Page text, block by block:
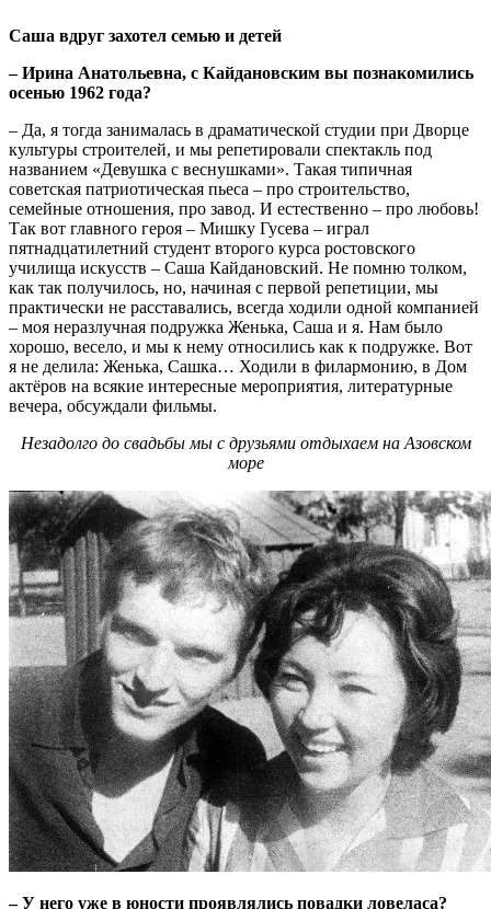
Саша вдруг захотел семью и детей
– Ирина Анатольевна, с Кайдановским вы познакомились
осенью 1962 года?
– Да, я тогда занималась в драматической студии при Дворце
культуры строителей, и мы репетировали спектакль под
названием «Девушка с веснушками». Такая типичная
советская патриотическая пьеса – про строительство,
семейные отношения, про завод. И естественно – про любовь!
Так вот главного героя – Мишку Гусева – играл
пятнадцатилетний студент второго курса ростовского
училища искусств – Саша Кайдановский. Не помню толком,
как так получилось, но, начиная с первой репетиции, мы
практически не расставались, всегда ходили одной компанией
– моя неразлучная подружка Женька, Саша и я. Нам было
хорошо, весело, и мы к нему относились как к подружке. Вот
я не делила: Женька, Сашка… Ходили в филармонию, в Дом
актёров на всякие интересные мероприятия, литературные
вечера, обсуждали фильмы.
Незадолго до свадьбы мы с друзьями отдыхаем на Азовском
море
– У него уже в юности проявлялись повадки ловеласа?